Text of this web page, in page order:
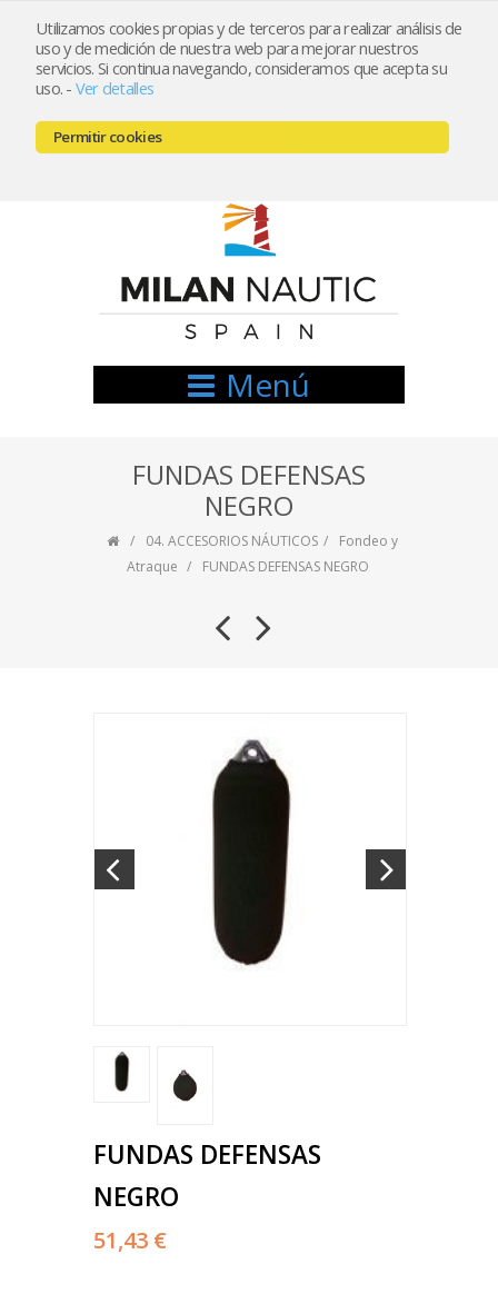
Utilizamos cookies propias y de terceros para realizar análisis de
uso y de medición de nuestra web para mejorar nuestros
servicios. Si continua navegando, consideramos que acepta su
uso. - Ver detalles
Permitir cookies
Registrarse Mi cuenta
666521122 // 654999333
Menú
FUNDAS DEFENSAS
NEGRO
04. ACCESORIOS NÁUTICOS
Fondeo y
Atraque
FUNDAS DEFENSAS NEGRO
FUNDAS DEFENSAS
NEGRO
51,43 €